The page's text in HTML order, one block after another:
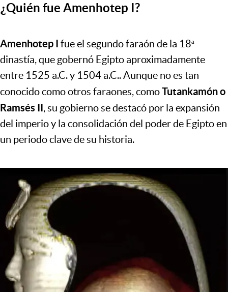
¿Quién fue Amenhotep I?
Amenhotep I fue el segundo faraón de la 18ª
dinastía, que gobernó Egipto aproximadamente
entre 1525 a.C. y 1504 a.C.. Aunque no es tan
conocido como otros faraones, comoTutankamón o
Ramsés II, su gobierno se destacó por la expansión
del imperio y la consolidación del poder de Egipto en
un periodo clave de su historia.